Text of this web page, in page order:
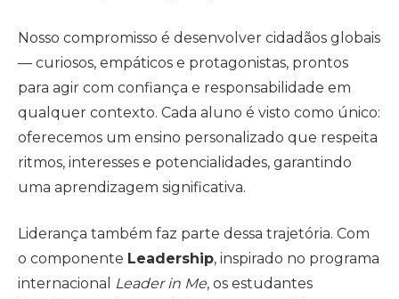
Nosso compromisso é desenvolver cidadãos globais
— curiosos, empáticos e protagonistas, prontos
para agir com confiança e responsabilidade em
qualquer contexto. Cada aluno é visto como único:
oferecemos um ensino personalizado que respeita
ritmos, interesses e potencialidades, garantindo
uma aprendizagem significativa.
Liderança também faz parte dessa trajetória. Com
o componente Leadership, inspirado no programa
internacional
Leader in Me, os estudantes